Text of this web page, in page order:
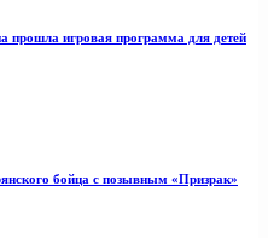
прошла игровая программа для детей
бойца с позывным «Призрак»